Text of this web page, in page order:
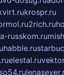
krospr.ru
2rich.ru
russkom.ru
habble.ru
elestal.ru